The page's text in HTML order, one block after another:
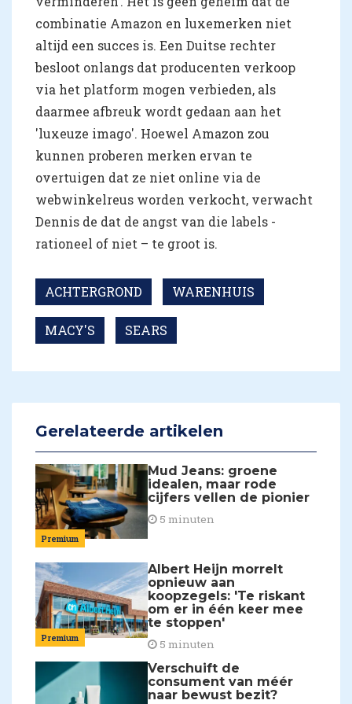
combinatie Amazon en luxemerken niet
altijd een succes is. Een Duitse rechter
besloot onlangs dat producenten verkoop
via het platform mogen verbieden, als
daarmee afbreuk wordt gedaan aan het
'luxeuze imago'. Hoewel Amazon zou
kunnen proberen merken ervan te
overtuigen dat ze niet online via de
webwinkelreus worden verkocht, verwacht
Dennis de dat de angst van die labels -
rationeel of niet – te groot is.
ACHTERGROND WARENHUIS
MACY'S SEARS
Gerelateerde artikelen
Premium
Mud Jeans: groene
idealen, maar rode
cijfers vellen de pionier
5 minuten
Premium
Albert Heijn morrelt
opnieuw aan
koopzegels: 'Te riskant
om er in één keer mee
te stoppen'
5 minuten
Verschuift de
consument van méér
naar bewust bezit?